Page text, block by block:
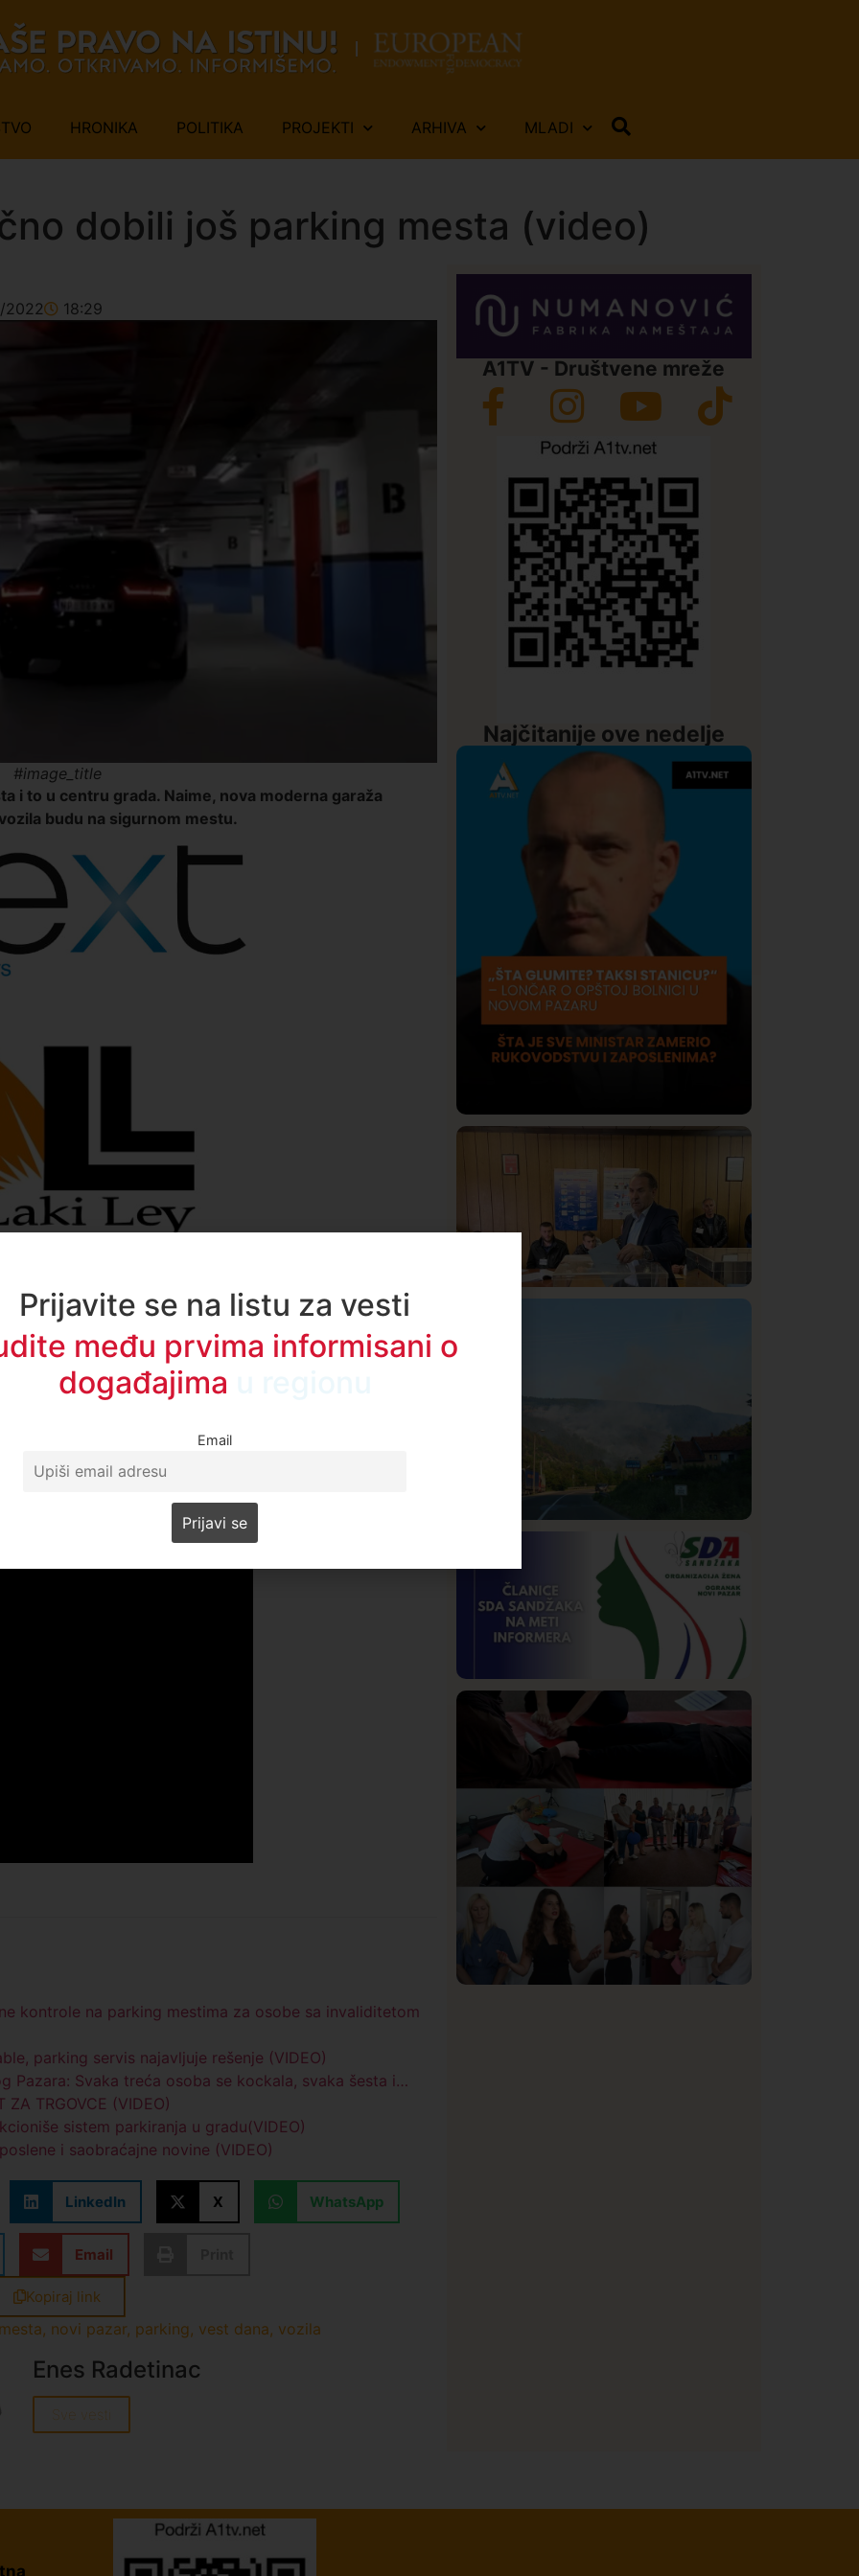
HRONIKA POLITIKA PROJEKTI ARHIVA MLADI
dobili još parking mesta (video)
2022 18:29
#image_title
i to u centru grada. Naime, nova moderna garaža
budu na sigurnom mestu.
kontrole na parking mestima za osobe sa invaliditetom
parking servis najavljuje rešenje (VIDEO)
Pazara: Svaka treća osoba se kockala, svaka šesta i…
TRGOVCE (VIDEO)
sistem parkiranja u gradu(VIDEO)
i saobraćajne novine (VIDEO)
LinkedIn X WhatsApp
Email
Kopiraj link
, novi pazar, parking, vest dana, vozila
Enes Radetinac
Sve vesti
A1TV - Društvene mreže
Najčitanije ove nedelje
Lončar o Opštoj bolnici u Novom
Pazaru: „Šta glumite? Taksi stanicu?“
Požar od Magliča do Ušća, brda u
plamenu – vatrogasci na terenu
Politika 172
Organizacija žena SDA Sandžaka osudila
tekst Informera o Anisi Fetahović i Adeli
Prijavite se na listu za vesti
među prvima informisani o
događajima
Email